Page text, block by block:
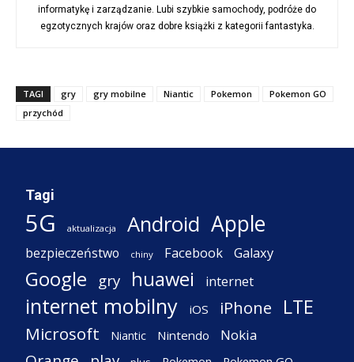
informatykę i zarządzanie. Lubi szybkie samochody, podróże do
egzotycznych krajów oraz dobre książki z kategorii fantastyka.
TAGI gry gry mobilne Niantic Pokemon
Pokemon GO
przychód
Tagi
5G aktualizacja Android Apple
bezpieczeństwo chiny Facebook Galaxy
Google gry huawei internet
internet mobilny iOS iPhone LTE
Microsoft Niantic Nintendo Nokia